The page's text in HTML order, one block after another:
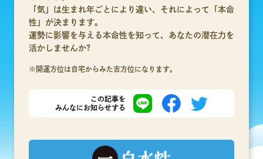
「気」は生まれ年ごとにより違い、それによって「本命
性」が決まります。
運勢に影響を与える本命性を知って、あなたの潜在力を
活かしませんか?
※開運方位は自宅からみた吉方位になります。
この記事を
みんなにお知らせする